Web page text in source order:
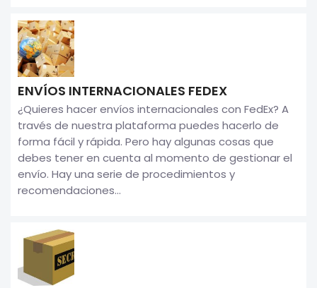
ENVÍOS INTERNACIONALES FEDEX
¿Quieres hacer envíos internacionales con FedEx? A
través de nuestra plataforma puedes hacerlo de
forma fácil y rápida. Pero hay algunas cosas que
debes tener en cuenta al momento de gestionar el
envío. Hay una serie de procedimientos y
recomendaciones...